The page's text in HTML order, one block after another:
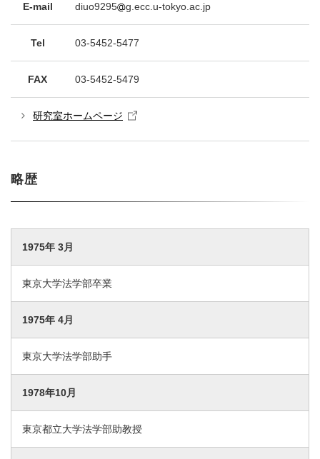
E-mail diuo9295 g.ecc.u-tokyo.ac.jp
Tel 03-5452-5477
FAX 03-5452-5479
研究室ホームページ
略歴
1975年 3月
東京大学法学部卒業
1975年 4月
東京大学法学部助手
1978年10月
東京都立大学法学部助教授